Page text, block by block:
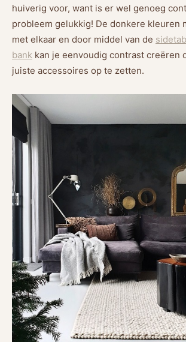
huiverig voor, want is er wel genoeg
probleem gelukkig! De donkere kleuren
met elkaar en door middel van de
bank kan je eenvoudig contrast creëren
juiste accessoires op te zetten.